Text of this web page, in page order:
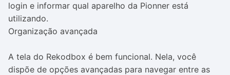
login e informar qual aparelho da Pionner está
utilizando.
Organização avançada
A tela do Rekodbox é bem funcional. Nela, você
dispõe de opções avançadas para navegar entre as